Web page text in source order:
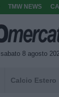
TMW NEWS
sabato 8 agosto
Calcio Estero